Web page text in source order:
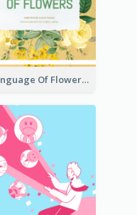
Language Of Flowers Book Cover